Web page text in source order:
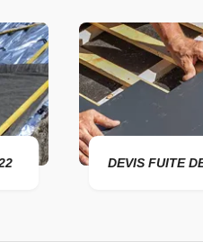
DEVIS FUITE DE TOITURE 22